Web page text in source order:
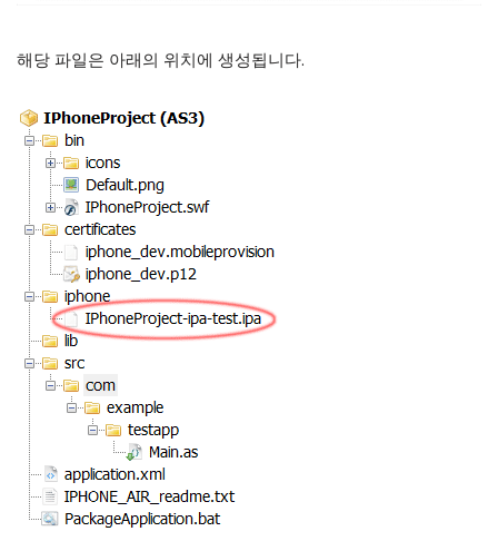
해당 파일은 아래의 위치에 생성됩니다.